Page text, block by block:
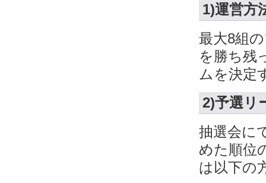
1)運営方
最大8組
を勝ち残
ムを決定
2)予選リ
抽選会に
めた順位
は以下の